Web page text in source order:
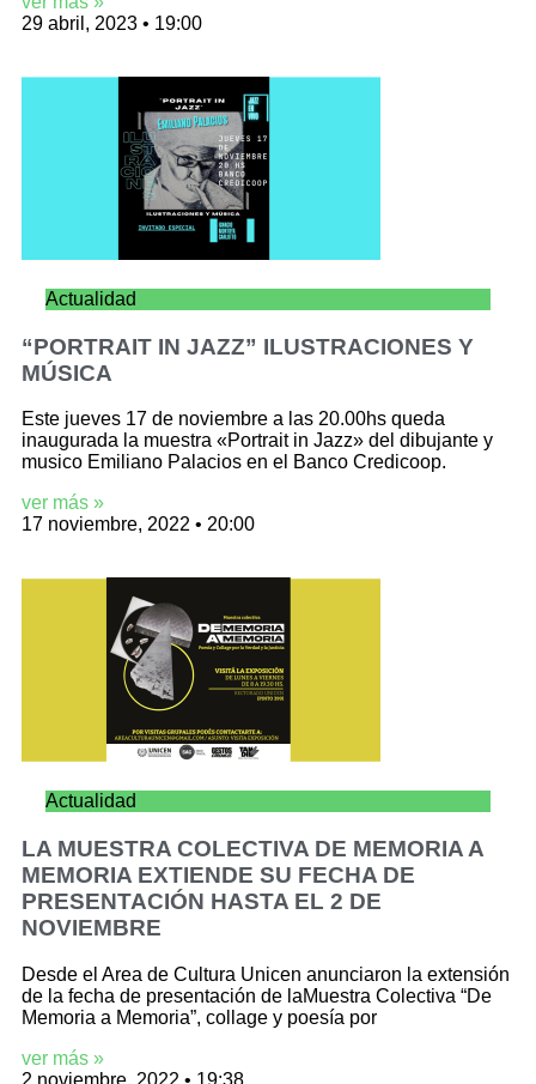
29 abril, 2023
19:00
Actualidad
“PORTRAIT IN JAZZ” ILUSTRACIONES Y
MÚSICA
Este jueves 17 de noviembre a las 20.00hs queda
inaugurada la muestra «Portrait in Jazz» del dibujante y
musico Emiliano Palacios en el Banco Credicoop.
ver más »
17 noviembre, 2022
20:00
Actualidad
LA MUESTRA COLECTIVA DE MEMORIA A
MEMORIA EXTIENDE SU FECHA DE
PRESENTACIÓN HASTA EL 2 DE
NOVIEMBRE
Desde el Area de Cultura Unicen anunciaron la extensión
de la fecha de presentación de laMuestra Colectiva “De
Memoria a Memoria”, collage y poesía por
ver más »
2 noviembre, 2022
19:38